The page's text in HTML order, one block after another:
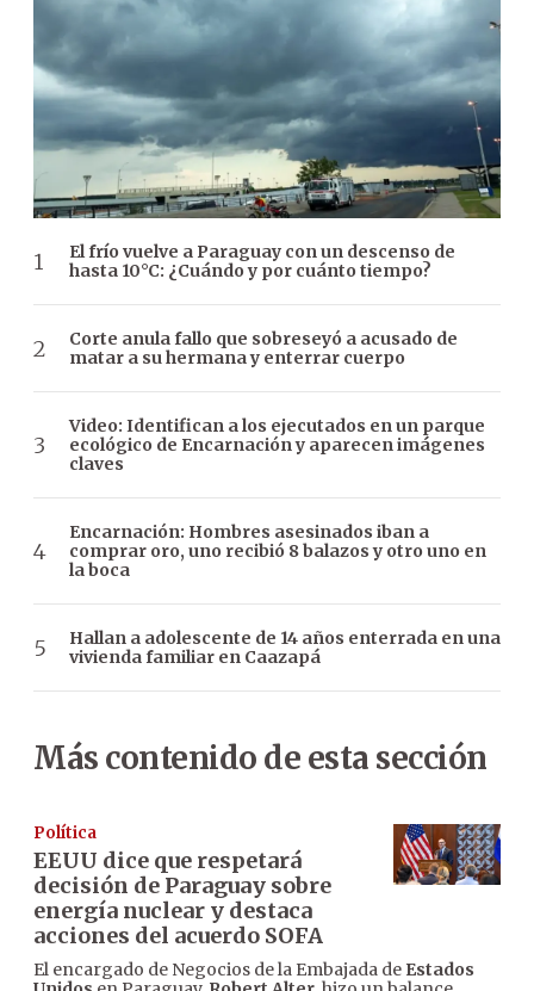
El frío vuelve a Paraguay con un descenso de
hasta 10°C: ¿Cuándo y por cuánto tiempo?
Corte anula fallo que sobreseyó a acusado de
matar a su hermana y enterrar cuerpo
Video: Identifican a los ejecutados en un parque
ecológico de Encarnación y aparecen imágenes
claves
Encarnación: Hombres asesinados iban a
comprar oro, uno recibió 8 balazos y otro uno en
la boca
Hallan a adolescente de 14 años enterrada en una
vivienda familiar en Caazapá
Más contenido de esta sección
Política
EEUU dice que respetará
decisión de Paraguay sobre
energía nuclear y destaca
acciones del acuerdo SOFA
El encargado de Negocios de la Embajada de Estados